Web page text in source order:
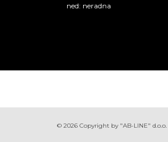
ned: neradna
© 2026 Copyright by "AB-LINE"